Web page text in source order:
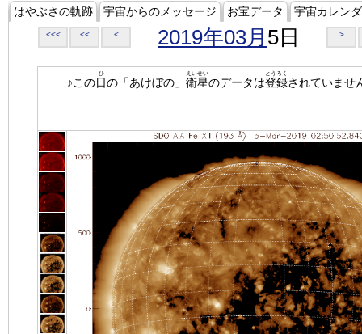
はやぶさの軌跡 宇宙からのメッセージ お宝データ 宇宙カレン
<<< << < 2019年03月 5日 >
♪この日
ひ
の「あけぼの」 衛星
えいせい
のデータは登録
とうろく
されていませ